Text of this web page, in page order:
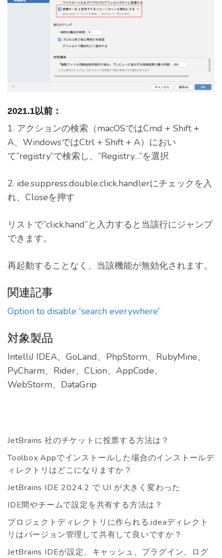
2021.1以前：
1. アクションの検索（macOSではCmd + Shift +
A、WindowsではCtrl + Shift + A）におい
て”registry”で検索し、”Registry…”を選択
2. ide.suppress.double.click.handlerにチェックを入
れ、Closeを押す
リストで”click.hand”と入力すると当該行にジャンプ
できます。
再起動することなく、当該機能が無効化されます。
関連記事
Option to disable “search everywhere”
対象製品
IntelliJ IDEA、GoLand、PhpStorm、RubyMine、
PyCharm、Rider、CLion、AppCode、
WebStorm、DataGrip
JetBrains 社のチケットに投票する方法は？
Toolbox Appでインストールした場合のインストールデ
ィレクトリはどこになりますか？
JetBrains IDE 2024.2 で UI が大きく変わった
IDE間やチームで設定を共有する方法は？
プロジェクトディレクトリに作られる.ideaディレクト
リはバージョン管理して共有して良いですか？
JetBrains IDEが設定、キャッシュ、プラグイン、ログ